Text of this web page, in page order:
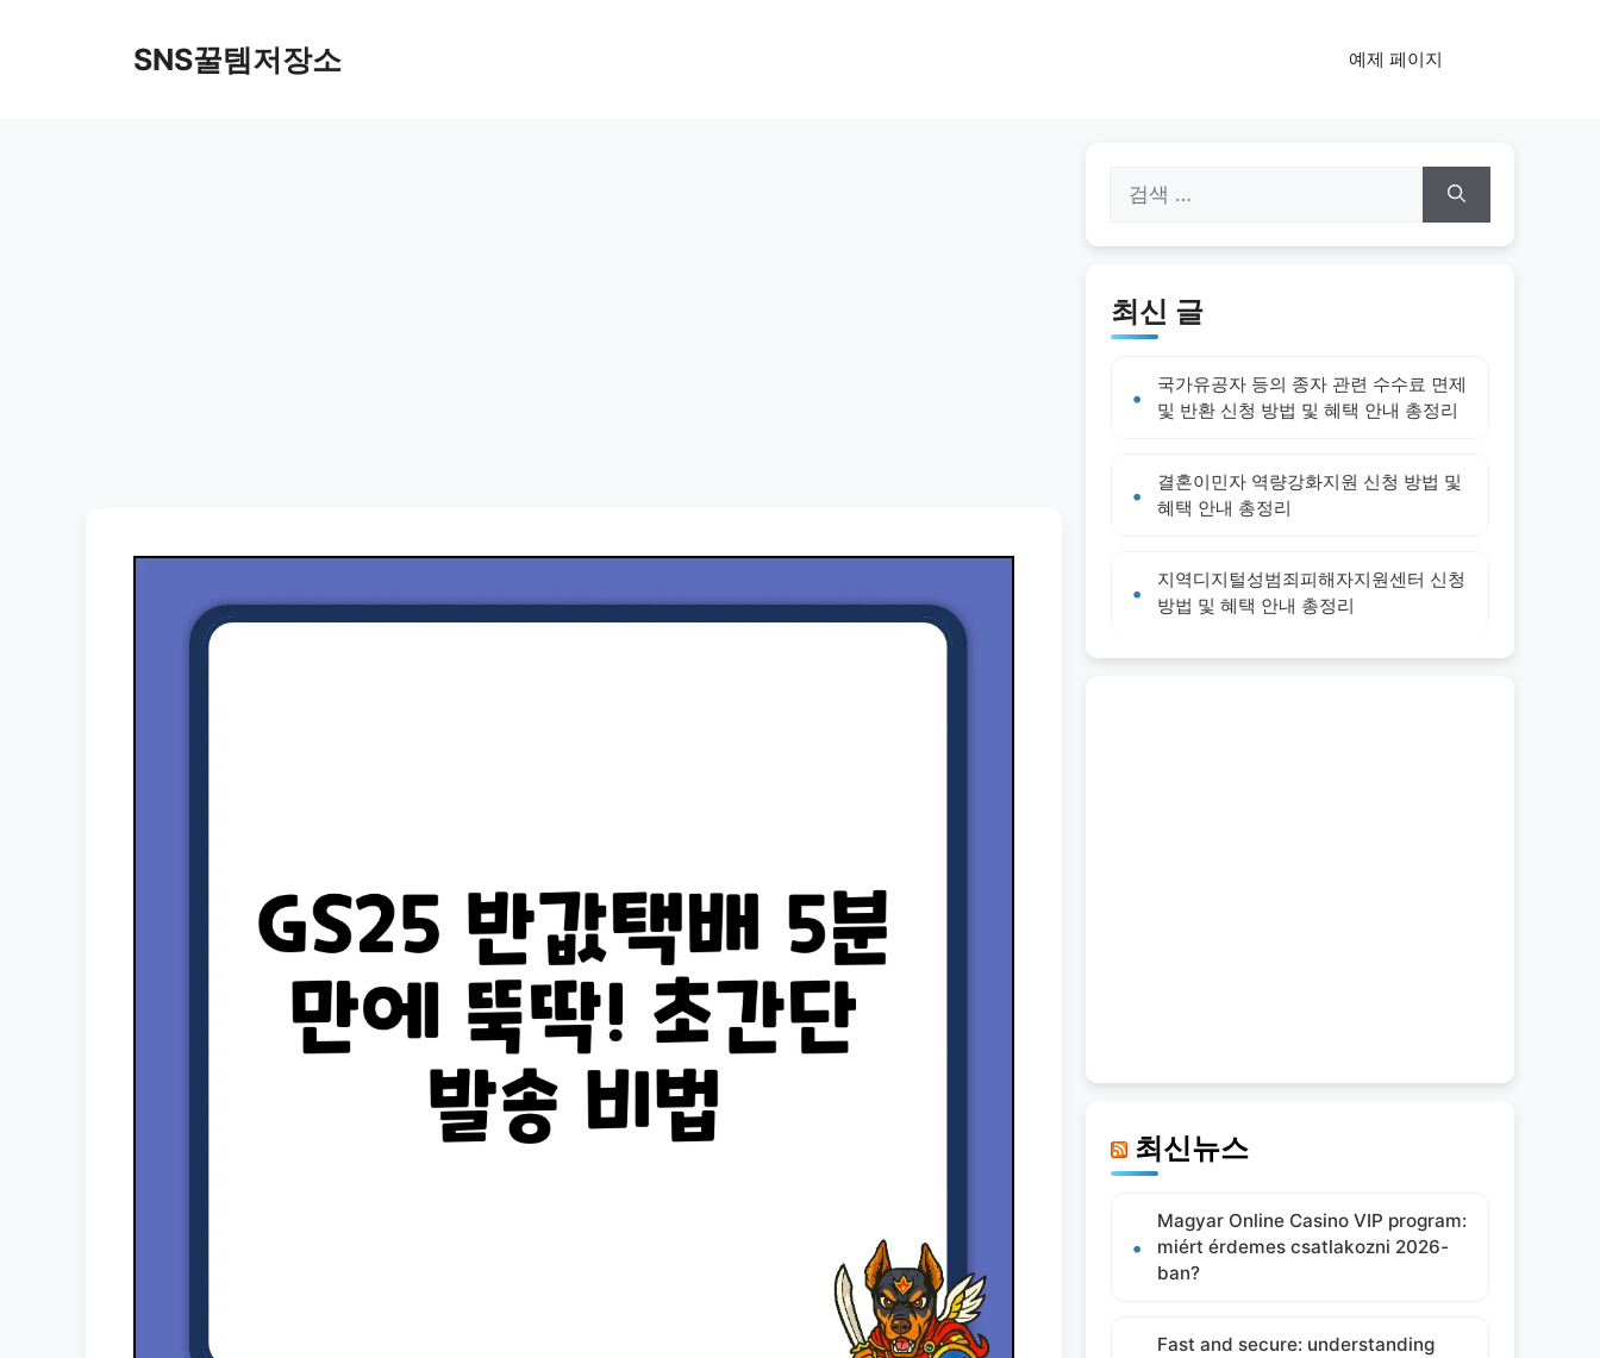
SNS꿀템저장소 예제 페이지
색:
최신 글
국가유공자 등의 종자 관련 수수료 면제
및 반환 신청 방법 및 혜택 안내 총정리
결혼이민자 역량강화지원 신청 방법 및
혜택 안내 총정리
지역디지털성범죄피해자지원센터 신청
방법 및 혜택 안내 총정리
최신뉴스
Magyar Online Casino VIP program:
miért érdemes csatlakozni 2026-
ban?
Fast and secure: understanding